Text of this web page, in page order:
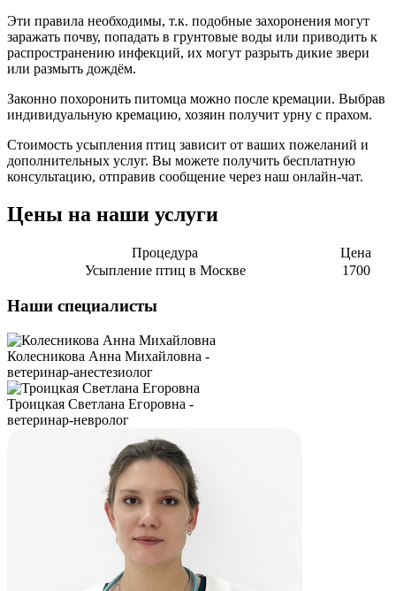
Эти правила необходимы, т.к. подобные захоронения могут
заражать почву, попадать в грунтовые воды или приводить к
распространению инфекций, их могут разрыть дикие звери
или размыть дождём.
Законно похоронить питомца можно после кремации. Выбрав
индивидуальную кремацию, хозяин получит урну с прахом.
Стоимость усыпления птиц зависит от ваших пожеланий и
дополнительных услуг. Вы можете получить бесплатную
консультацию, отправив сообщение через наш онлайн-чат.
Цены на наши услуги
Процедура
Цена
Усыпление птиц в Москве
1700
Наши специалисты
Колесникова Анна Михайловна -
ветеринар-анестезиолог
Троицкая Светлана Егоровна -
ветеринар-невролог